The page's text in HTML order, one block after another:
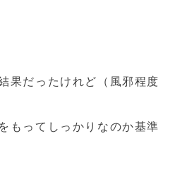
果だったけれど（風邪程度
もってしっかりなのか基準